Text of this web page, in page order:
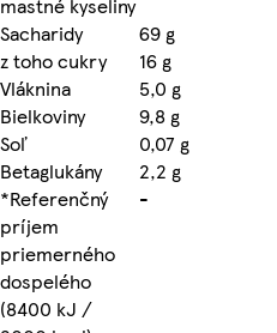
Sacharidy
69 g
z toho cukry
16 g
Vláknina
5,0 g
Bielkoviny
9,8 g
Soľ
0,07 g
Betaglukány
2,2 g
*Referenčný
príjem
priemerného
dospelého
(8400 kJ /
-